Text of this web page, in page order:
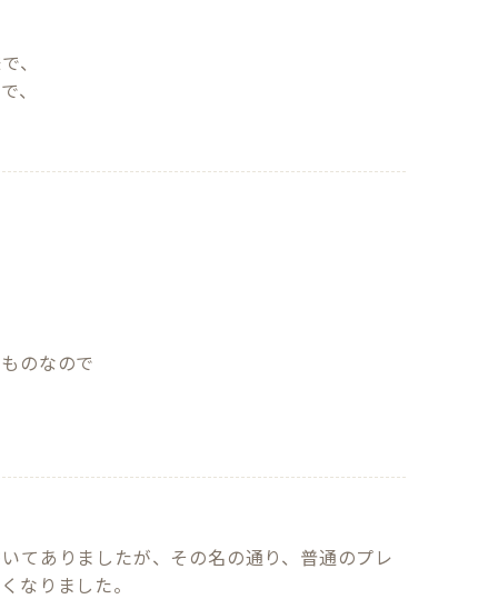
、
、
のなので
てありましたが、その名の通り、普通のプレ
なりました。